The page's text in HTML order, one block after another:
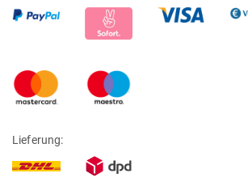
Lieferung: